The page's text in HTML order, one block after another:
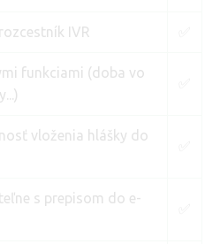
IVR
funkciami (doba vo
vloženia hlášky do
s prepisom do e-